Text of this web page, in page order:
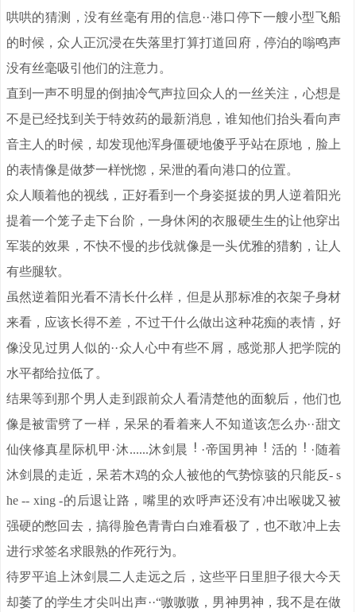
哄哄的猜测，没有丝毫有用的信息··港口停下一艘小型飞船
的时候，众人正沉浸在失落里打算打道回府，停泊的嗡鸣声
没有丝毫吸引他们的注意力。
直到一声不明显的倒抽冷气声拉回众人的一丝关注，心想是
不是已经找到关于特效药的最新消息，谁知他们抬头看向声
音主人的时候，却发现他浑身僵硬地傻乎乎站在原地，脸上
的表情像是做梦一样恍惚，呆泄的看向港口的位置。
众人顺着他的视线，正好看到一个身姿挺拔的男人逆着阳光
提着一个笼子走下台阶，一身休闲的衣服硬生生的让他穿出
军装的效果，不快不慢的步伐就像是一头优雅的猎豹，让人
有些腿软。
虽然逆着阳光看不清长什么样，但是从那标准的衣架子身材
来看，应该长得不差，不过干什么做出这种花痴的表情，好
像没见过男人似的··众人心中有些不屑，感觉那人把学院的
水平都给拉低了。
结果等到那个男人走到跟前众人看清楚他的面貌后，他们也
像是被雷劈了一样，呆呆的看着来人不知道该怎么办··甜文
仙侠修真星际机甲·沐......沐剑晨
·帝国男神 活的
·随着
沐剑晨的走近，呆若木鸡的众人被他的气势惊骇的只能反- s
he -- xing -的后退让路，嘴里的欢呼声还没有冲出喉咙又被
强硬的憋回去，搞得脸色青青白白难看极了，也不敢冲上去
进行求签名求眼熟的作死行为。
待罗平追上沐剑晨二人走远之后，这些平日里胆子很大今天
却萎了的学生才尖叫出声··“嗷嗷嗷，男神男神，我不是在做